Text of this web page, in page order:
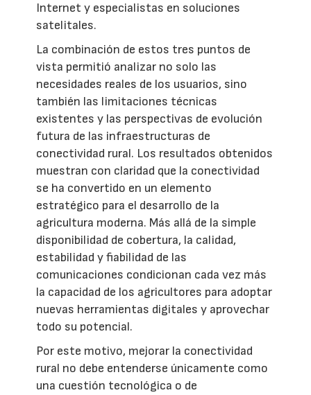
Internet y especialistas en soluciones
satelitales.
La combinación de estos tres puntos de
vista permitió analizar no solo las
necesidades reales de los usuarios, sino
también las limitaciones técnicas
existentes y las perspectivas de evolución
futura de las infraestructuras de
conectividad rural. Los resultados obtenidos
muestran con claridad que la conectividad
se ha convertido en un elemento
estratégico para el desarrollo de la
agricultura moderna. Más allá de la simple
disponibilidad de cobertura, la calidad,
estabilidad y fiabilidad de las
comunicaciones condicionan cada vez más
la capacidad de los agricultores para adoptar
nuevas herramientas digitales y aprovechar
todo su potencial.
Por este motivo, mejorar la conectividad
rural no debe entenderse únicamente como
una cuestión tecnológica o de